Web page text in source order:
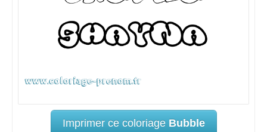
Imprimer ce coloriage Bubble